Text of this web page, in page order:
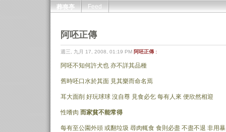
葬喪亭 Feed
阿呸正傳
週三, 九月 17, 2008, 01:19 PM 阿呸正傳 :
阿呸不知何許犬也 亦不詳其品種
舊時呸口水於其面 見其樂而命名焉
耳大面削 好玩球球 沒自尊 見食必乞 每有人來 便欣然相迎
性嗜肉 而家貧不能常得
每有至公園外頭 或翻垃圾 尋肉輒食 食則必盡 不盡不退 非用